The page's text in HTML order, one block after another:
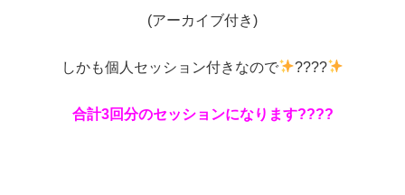
(アーカイブ付き)
しかも個人セッション付きなので ????
合計3回分のセッションになります????